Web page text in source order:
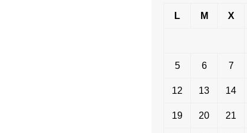
L M X
5 6 7
12 13 14
19 20 21